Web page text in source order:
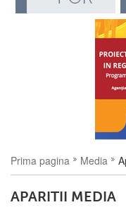
Prima pagina Media
APARITII MEDIA